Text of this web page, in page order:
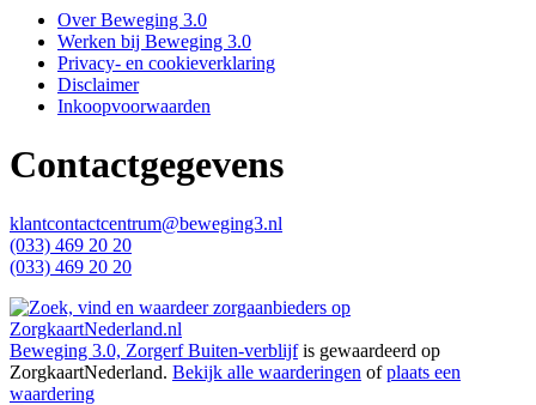
Over Beweging 3.0
Werken bij Beweging 3.0
Privacy- en cookieverklaring
Disclaimer
Inkoopvoorwaarden
Contactgegevens
klantcontactcentrum@beweging3.nl
(033) 469 20 20
(033) 469 20 20
Beweging 3.0, Zorgerf Buiten-verblijfis gewaardeerd op
ZorgkaartNederland. Bekijk alle waarderingen ofplaats een
waardering